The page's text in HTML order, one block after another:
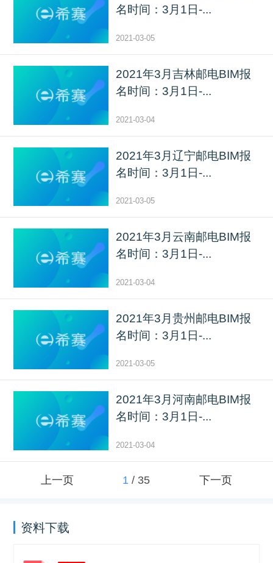
名时间：3月1日-...
2021-03-05
2021年3月吉林邮电BIM报
名时间：3月1日-...
2021-03-04
2021年3月辽宁邮电BIM报
名时间：3月1日-...
2021-03-05
2021年3月云南邮电BIM报
名时间：3月1日-...
2021-03-04
2021年3月贵州邮电BIM报
名时间：3月1日-...
2021-03-05
2021年3月河南邮电BIM报
名时间：3月1日-...
2021-03-04
上一页 1 / 35 下一页
资料下载